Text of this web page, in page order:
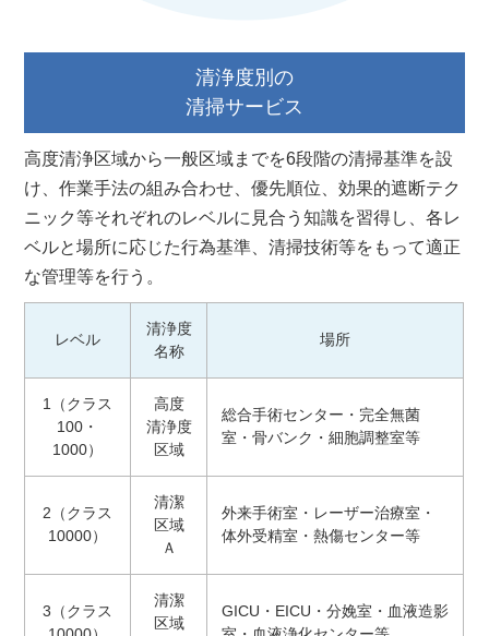
清浄度別の
清掃サービス
高度清浄区域から一般区域までを6段階の清掃基準を設
け、作業手法の組み合わせ、優先順位、効果的遮断テク
ニック等それぞれのレベルに見合う知識を習得し、各レ
ベルと場所に応じた行為基準、清掃技術等をもって適正
な管理等を行う。
レベル
清浄度
名称
場所
1（クラス
100・
1000）
高度
清浄度
区域
総合手術センター・完全無菌
室・骨バンク・細胞調整室等
2（クラス
10000）
清潔
区域
Ａ
外来手術室・レーザー治療室・
体外受精室・熱傷センター等
3（クラス
清潔
区域
GICU・EICU・分娩室・血液造影